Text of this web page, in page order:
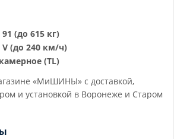
91 (до 615 кг)
V (до 240 км/ч)
(TL)
«МиШИНЫ» с доставкой,
и установкой в Воронеже и Старом